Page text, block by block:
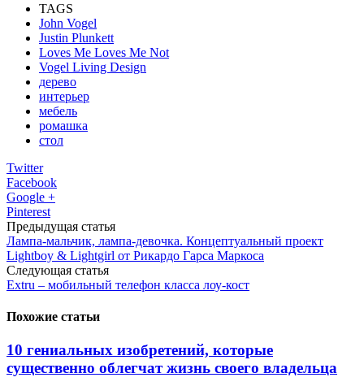
TAGS
John Vogel
Justin Plunkett
Loves Me Loves Me Not
Vogel Living Design
дерево
интерьер
мебель
ромашка
стол
Twitter
Facebook
Google +
Pinterest
Предыдущая статья
Лампа-мальчик, лампа-девочка. Концептуальный проект
Lightboy & Lightgirl от Рикардо Гарса Маркоса
Следующая статья
Extru – мобильный телефон класса лоу-кост
Похожие статьи
10 гениальных изобретений, которые
существенно облегчат жизнь своего владельца